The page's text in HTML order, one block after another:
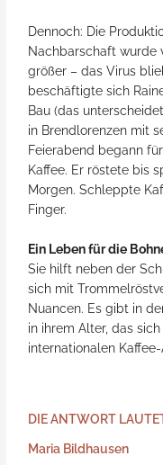
Dennoch: Die
Nachbarschaft wurde
größer – das Virus
beschäftigte sich
Bau (das
in Brendlorenzen mit
Feierabend begann
Kaffee. Er röstete bis
Morgen. Schleppte
Finger.
Ein Leben für die
Sie hilft neben der
sich mit
Nuancen. Es gibt in
in ihrem Alter, das
internationalen
DIE ANTWORT
Maria Bildhausen